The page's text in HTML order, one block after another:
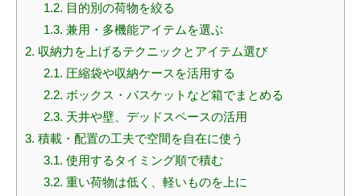
1.2. 目的別の荷物を絞る
1.3. 兼用・多機能アイテムを選ぶ
2. 収納力を上げるテクニックとアイテム選び
2.1. 圧縮袋や収納ケースを活用する
2.2. ボックス・バスケットなど箱でまとめる
2.3. 天井や壁、デッドスペースの活用
3. 積載・配置の工夫で空間を自在に使う
3.1. 使用するタイミング順で積む
3.2. 重い荷物は低く、軽いものを上に